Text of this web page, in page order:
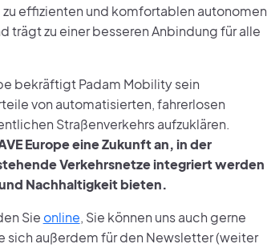
effizienten und komfortablen autonomen
trägt zu einer besseren Anbindung für alle
bekräftigt Padam Mobility sein
von automatisierten, fahrerlosen
Straßenverkehrs aufzuklären.
Europe eine Zukunft an, in der
Verkehrsnetze integriert werden
Nachhaltigkeit bieten.
Sie online, Sie können uns auch gerne
sich außerdem für den Newsletter (weiter